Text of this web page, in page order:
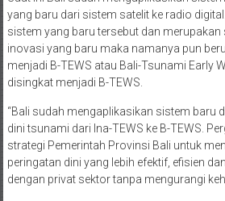
yang baru dari sistem satelit ke radio
sistem yang baru tersebut dan merupakan
inovasi yang baru maka namanya pun
menjadi B-TEWS atau Bali-Tsunami Early
disingkat menjadi B-TEWS.
“Bali sudah mengaplikasikan sistem baru
dini tsunami dari Ina-TEWS ke B-TEWS.
strategi Pemerintah Provinsi Bali untuk
peringatan dini yang lebih efektif, efisien
dengan privat sektor tanpa mengurangi